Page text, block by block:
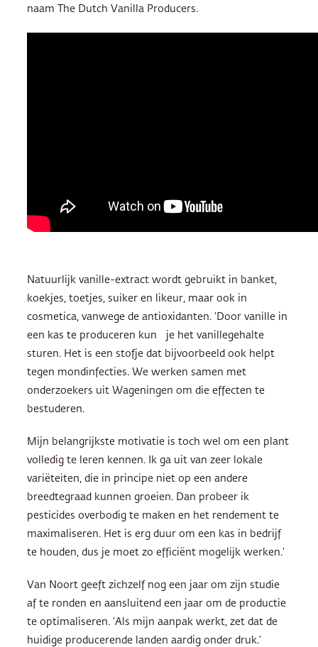
naam The Dutch Vanilla Producers.
Natuurlijk vanille-extract wordt gebruikt in banket,
koekjes, toetjes, suiker en likeur, maar ook in
cosmetica, vanwege de antioxidanten. ‘Door vanille in
een kas te produceren kun je het vanillegehalte
sturen. Het is een stofje dat bijvoorbeeld ook helpt
tegen mondinfecties. We werken samen met
onderzoekers uit Wageningen om die effecten te
bestuderen.
Mijn belangrijkste motivatie is toch wel om een plant
volledig te leren kennen. Ik ga uit van zeer lokale
variëteiten, die in principe niet op een andere
breedtegraad kunnen groeien. Dan probeer ik
pesticides overbodig te maken en het rendement te
maximaliseren. Het is erg duur om een kas in bedrijf
te houden, dus je moet zo efficiënt mogelijk werken.’
Van Noort geeft zichzelf nog een jaar om zijn studie
af te ronden en aansluitend een jaar om de productie
te optimaliseren. ‘Als mijn aanpak werkt, zet dat de
huidige producerende landen aardig onder druk.’